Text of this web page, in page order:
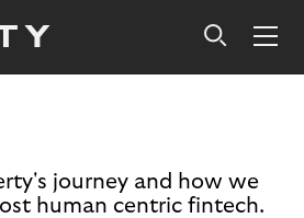
journey and how we
human centric fintech.